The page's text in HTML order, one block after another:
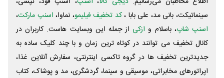
سینماتیکت، بانی مد، علی‌ بابا ،کد تخفیف فیلیمو، نماوا، اسنپ مارکت،
اسنپ شاپ، باسلام و ازکی از جمله این وبسایت ‌هاست. کاربران در
کانال تخفیف می توانند در کوتاه ترین زمان و با چند کلیک ساده به
جدیدترین تخفیف ها در گروه تاکسی اینترنتی، سفارش آنلاین غذا،
اپراتورهای مخابراتی، موسیقی و سینما، گردشگری، مد و پوشاک، کتاب